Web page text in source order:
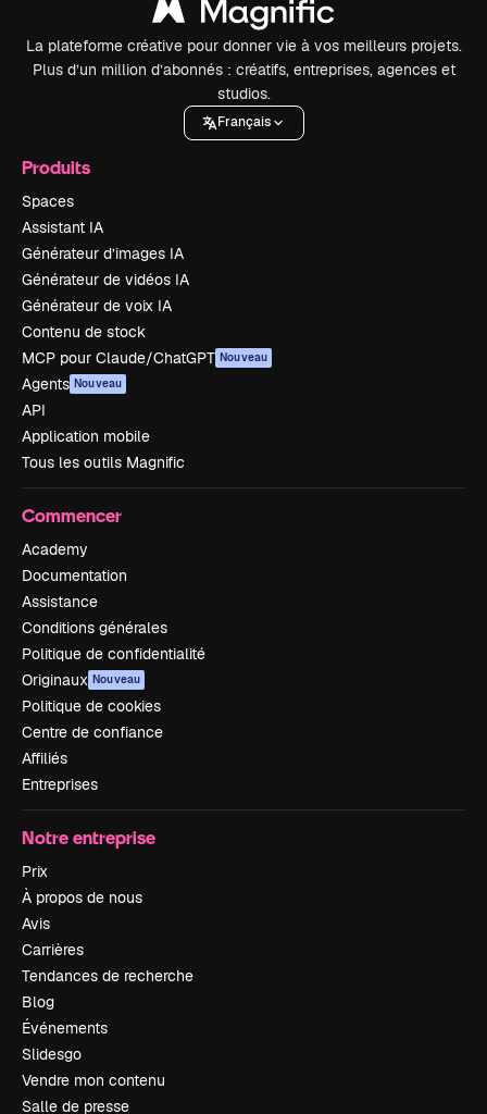
La plateforme créative pour donner vie à vos meilleurs projets.
Plus d’un million d’abonnés : créatifs, entreprises, agences et
studios.
Français
Produits
Spaces
Assistant IA
Générateur d’images IA
Générateur de vidéos IA
Générateur de voix IA
Contenu de stock
MCP pour Claude/ChatGPT Nouveau
Agents Nouveau
API
Application mobile
Tous les outils Magnific
Commencer
Academy
Documentation
Assistance
Conditions générales
Politique de confidentialité
Originaux Nouveau
Politique de cookies
Centre de confiance
Affiliés
Entreprises
Notre entreprise
Prix
À propos de nous
Avis
Carrières
Tendances de recherche
Blog
Événements
Slidesgo
Vendre mon contenu
Salle de presse